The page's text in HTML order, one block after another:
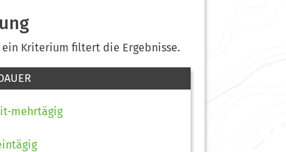
ein Kriterium filtert die Ergebnisse.
mehrtägig